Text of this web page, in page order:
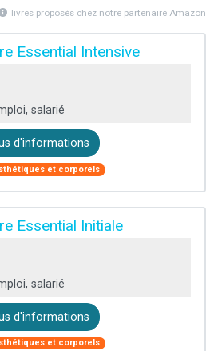
livres proposés chez notre partenaire Amazon
Essential Intensive
salarié
d'informations
et corporels
Essential Initiale
salarié
d'informations
et corporels